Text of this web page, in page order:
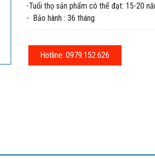
-Tuổi thọ sản phẩm có thể đạt: 15-20
- Bảo hành : 36 tháng
Hotline: 0979.152.626